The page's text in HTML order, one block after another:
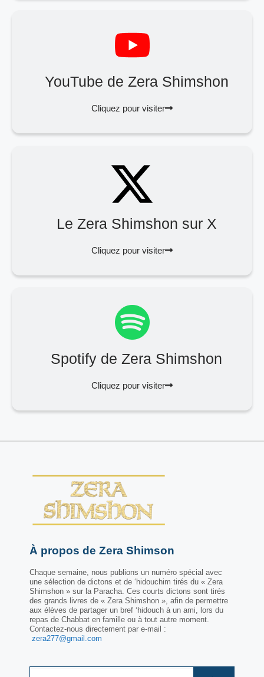
YouTube de Zera Shimshon
Cliquez pour visiter
Le Zera Shimshon sur X
Cliquez pour visiter
Spotify de Zera Shimshon
Cliquez pour visiter
À propos de Zera Shimson
Chaque semaine, nous publions un numéro spécial avec
une sélection de dictons et de ‘hidouchim tirés du « Zera
Shimshon » sur la Paracha. Ces courts dictons sont tirés
des grands livres de « Zera Shimshon », afin de permettre
aux élèves de partager un bref ‘hidouch à un ami, lors du
repas de Chabbat en famille ou à tout autre moment.
Contactez-nous directement par e-mail :
zera277@gmail.com